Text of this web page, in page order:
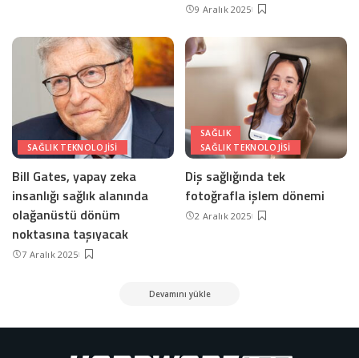
9 Aralık 2025
SAĞLIK TEKNOLOJISI
Bill Gates, yapay zeka
insanlığı sağlık alanında
olağanüstü dönüm
noktasına taşıyacak
7 Aralık 2025
SAĞLIK
SAĞLIK TEKNOLOJISI
Diş sağlığında tek
fotoğrafla işlem dönemi
2 Aralık 2025
Devamını yükle